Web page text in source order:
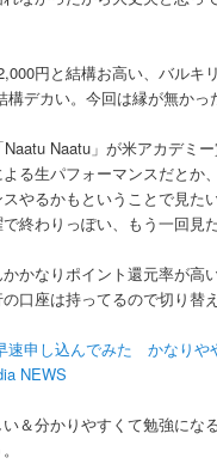
円と結構お高い、バルキ
デカい。今回は縁が無かっ
Naatu Naatu」が米アカデミ
る生パフォーマンスだとか
やるかもということで見た
終わりっぽい、もう一回見
かなりポイント還元率が高
口座は持ってるので切り替
速申し込んでみた かなりや
NEWS
＆分かりやすくて勉強にな